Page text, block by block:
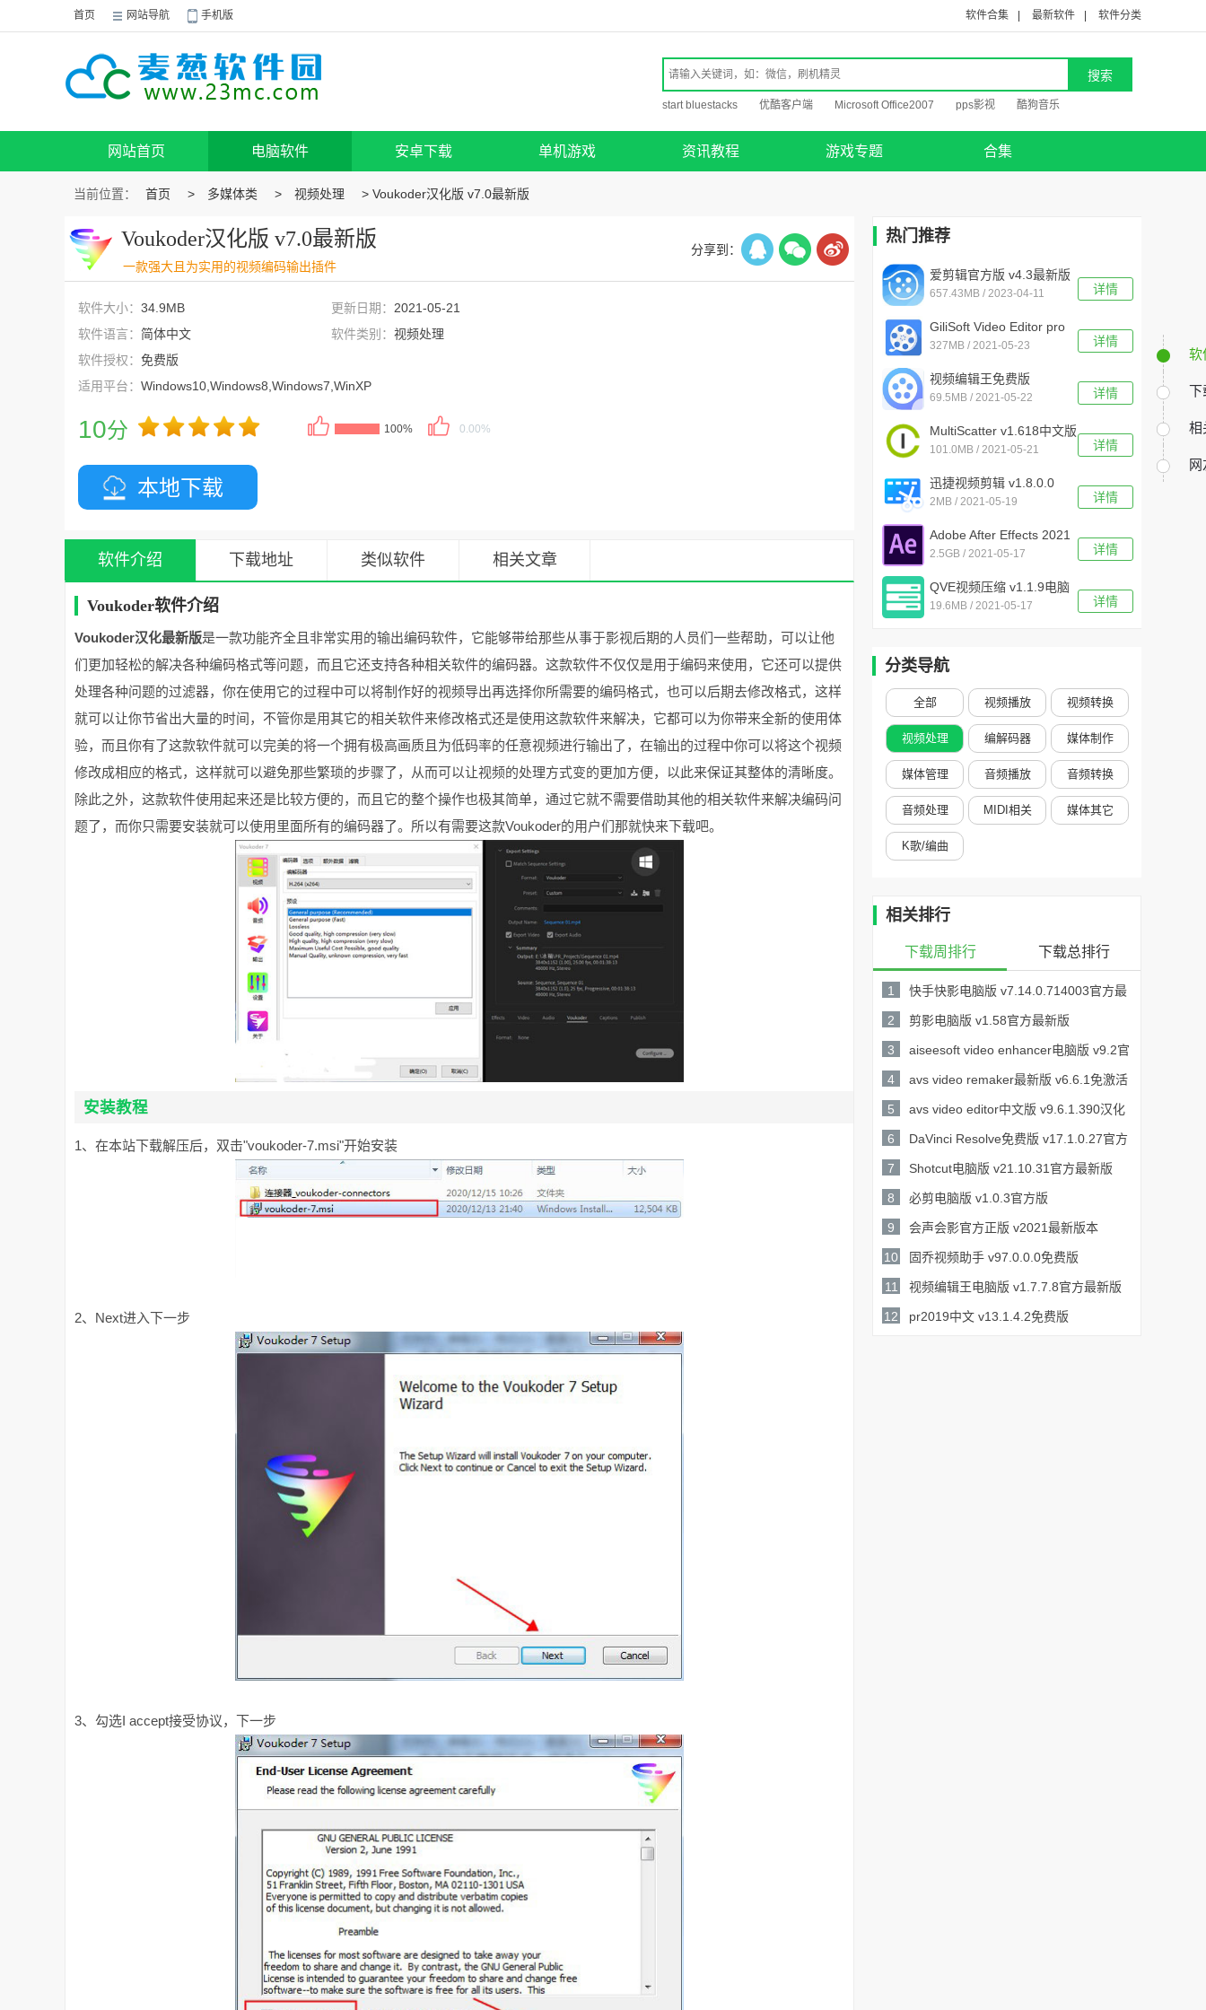
首页 网站导航 手机版 软件合集 最新软件 软件分类
start bluestacks 优酷客户端 Microsoft Office2007 pps影视 酷狗音乐
网站首页 电脑软件 安卓下载 单机游戏 资讯教程 游戏专题 合集
当前位置： 首页 > 多媒体类 > 视频处理 > Voukoder汉化版 v7.0最新版
Voukoder汉化版 v7.0最新版
一款强大且为实用的视频编码输出插件
分享到：
软件大小： 34.9MB 更新日期： 2021-05-21
软件语言： 简体中文 软件类别： 视频处理
软件授权： 免费版
适用平台： Windows10,Windows8,Windows7,WinXP
10分 100% 0.00%
本地下载
软件介绍 下载地址 类似软件 相关文章
Voukoder软件介绍
Voukoder汉化最新版是一款功能齐全且非常实用的输出编码软件，它能够带给那些从事于影视后期的人员们一些帮助，可以让他
们更加轻松的解决各种编码格式等问题，而且它还支持各种相关软件的编码器。这款软件不仅仅是用于编码来使用，它还可以提供
处理各种问题的过滤器，你在使用它的过程中可以将制作好的视频导出再选择你所需要的编码格式，也可以后期去修改格式，这样
就可以让你节省出大量的时间，不管你是用其它的相关软件来修改格式还是使用这款软件来解决，它都可以为你带来全新的使用体
验，而且你有了这款软件就可以完美的将一个拥有极高画质且为低码率的任意视频进行输出了，在输出的过程中你可以将这个视频
修改成相应的格式，这样就可以避免那些繁琐的步骤了，从而可以让视频的处理方式变的更加方便，以此来保证其整体的清晰度。
除此之外，这款软件使用起来还是比较方便的，而且它的整个操作也极其简单，通过它就不需要借助其他的相关软件来解决编码问
题了，而你只需要安装就可以使用里面所有的编码器了。所以有需要这款Voukoder的用户们那就快来下载吧。
安装教程
1、在本站下载解压后，双击"voukoder-7.msi"开始安装
2、Next进入下一步
3、勾选I accept接受协议，下一步
热门推荐
详情
爱剪辑官方版 v4.3最新版
657.43MB / 2023-04-11
详情
GiliSoft Video Editor pro
v14.0.0中文版
327MB / 2021-05-23
详情
视频编辑王免费版
v1.5.9.3
69.5MB / 2021-05-22
详情
MultiScatter v1.618中文版
101.0MB / 2021-05-21
详情
迅捷视频剪辑 v1.8.0.0
2MB / 2021-05-19
详情
Adobe After Effects 2021
v18.0.0.39中文版
2.5GB / 2021-05-17
详情
QVE视频压缩 v1.1.9电脑
版
19.6MB / 2021-05-17
分类导航
全部 视频播放 视频转换
视频处理 编解码器 媒体制作
媒体管理 音频播放 音频转换
音频处理 MIDI相关 媒体其它
K歌/编曲
相关排行
下载周排行 下载总排行
1
快手快影电脑版 v7.14.0.714003官方最
新版
169.09MB /
2
剪影电脑版 v1.58官方最新版
50.03MB /
3
aiseesoft video enhancer电脑版 v9.2官
方最新版39.3MB /
4
avs video remaker最新版 v6.6.1免激活
码版
60.6MB /
5
avs video editor中文版 v9.6.1.390汉化
157.71MB /
6
DaVinci Resolve免费版 v17.1.0.27官方
最新版
2.49GB /
7
Shotcut电脑版 v21.10.31官方最新版
75.6MB /
8
必剪电脑版 v1.0.3官方版
190MB /
9
会声会影官方正版 v2021最新版本
1.92GB /
10
固乔视频助手 v97.0.0.0免费版
2.77MB /
11
视频编辑王电脑版 v1.7.7.8官方最新版
75.5MB /
12
pr2019中文 v13.1.4.2免费版
软
下
相